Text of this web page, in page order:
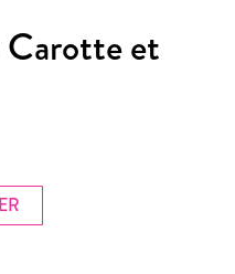
Carotte et